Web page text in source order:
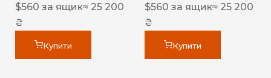
$560 за ящик≈ 25 200
₴
Купити
$560 за ящик≈ 25 200
₴
Купити